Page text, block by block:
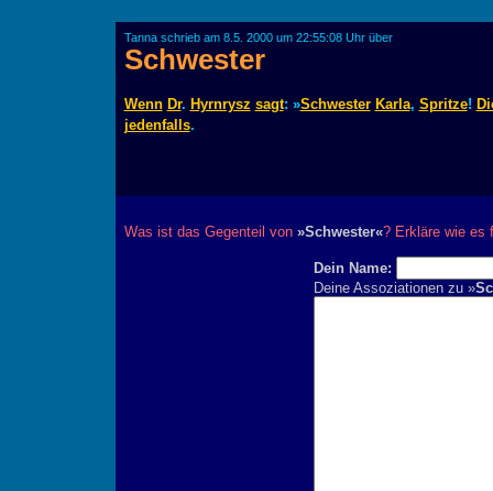
Tanna schrieb am 8.5. 2000 um 22:55:08 Uhr über
Schwester
Wenn Dr. Hyrnrysz sagt: »Schwester Karla, Spritze!
jedenfalls.
Was ist das Gegenteil von »Schwester«? Erkläre wie es
Dein Name:
Deine Assoziationen zu »